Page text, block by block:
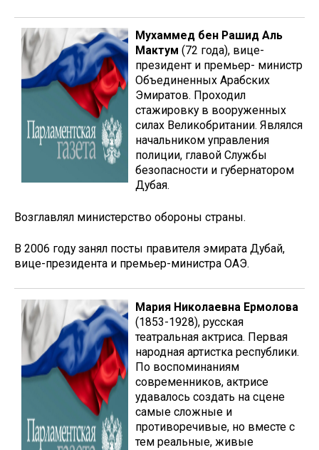
Мухаммед бен Рашид Аль
Мактум (72 года), вице-
президент и премьер- министр
Объединенных Арабских
Эмиратов. Проходил
стажировку в вооруженных
силах Великобритании. Являлся
начальником управления
полиции, главой Службы
безопасности и губернатором
Дубая.
Возглавлял министерство обороны страны.
В 2006 году занял посты правителя эмирата Дубай,
вице-президента и премьер-министра ОАЭ.
Мария Николаевна Ермолова
(1853-1928), русская
театральная актриса. Первая
народная артистка республики.
По воспоминаниям
современников, актрисе
удавалось создать на сцене
самые сложные и
противоречивые, но вместе с
тем реальные, живые